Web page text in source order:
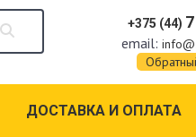
+375 (44)
email:
ДОСТАВКА И ОПЛАТА